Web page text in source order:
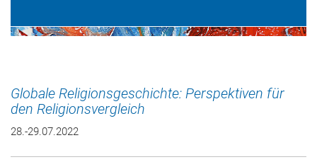
Globale Religionsgeschichte: Perspektiven für
den Religionsvergleich
28.-29.07.2022